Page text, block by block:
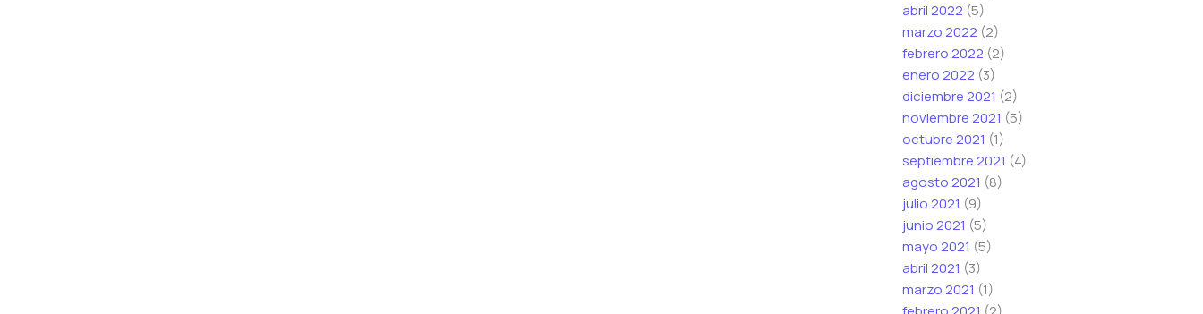
abril 2022 (5)
marzo 2022 (2)
febrero 2022 (2)
enero 2022 (3)
diciembre 2021 (2)
noviembre 2021 (5)
octubre 2021 (1)
septiembre 2021 (4)
agosto 2021 (8)
julio 2021 (9)
junio 2021 (5)
mayo 2021 (5)
abril 2021 (3)
marzo 2021 (1)